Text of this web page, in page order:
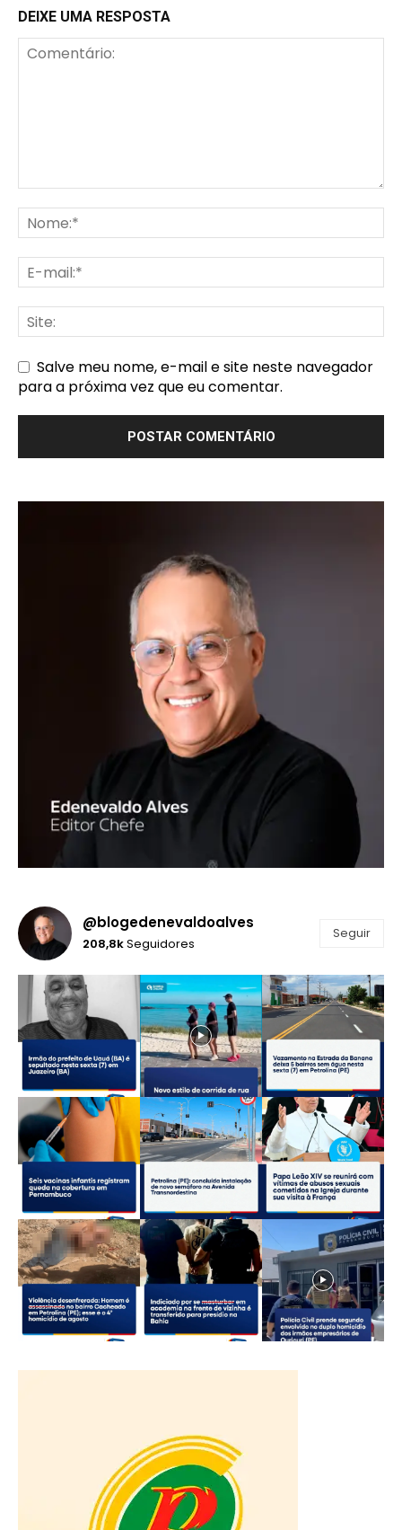
DEIXE UMA RESPOSTA
Salve meu nome, e-mail e site neste navegador
para a próxima vez que eu comentar.
@blogedenevaldoalves
208,8kSeguidores
Seguir